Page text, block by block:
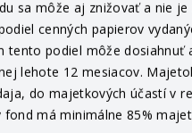
sa môže aj znižovať a nie
cenných papierov
podiel môže
lehote 12 mesiacov.
do majetkových účastí v